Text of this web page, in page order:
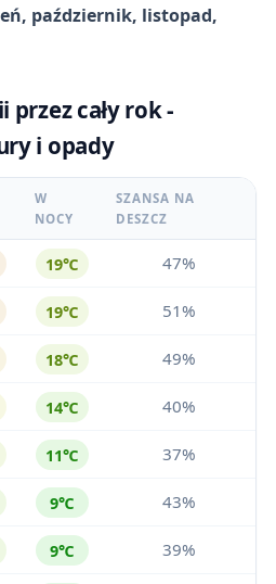
październik, listopad,
przez cały rok -
i opady
W
NOCY
SZANSA NA
DESZCZ
19℃ 47%
19℃ 51%
18℃ 49%
14℃ 40%
11℃ 37%
9℃ 43%
9℃ 39%